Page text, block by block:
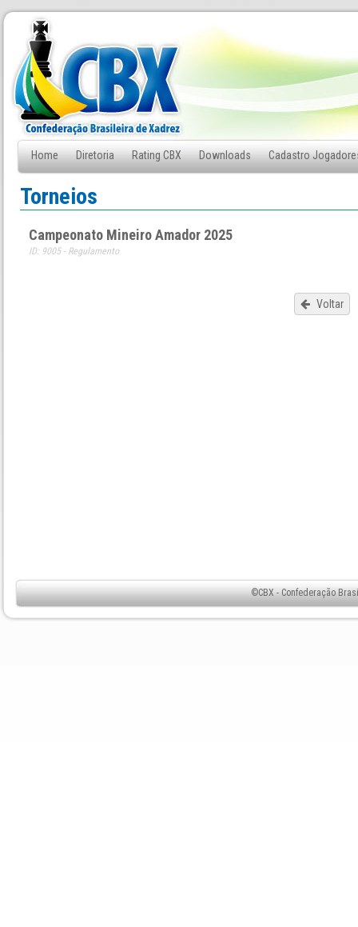
Home Diretoria Rating CBX Downloads Cadastro
Fale Conosco
Torneios
Campeonato Mineiro Amador 2025
ID: 9005 - Regulamento
Voltar
©CBX - Confederação